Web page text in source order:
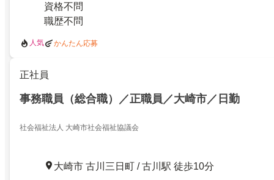
資格不問
職歴不問
人気 かんたん応募
正社員
事務職員（総合職）／正職員／大崎市／日勤
社会福祉法人 大崎市社会福祉協議会
大崎市 古川三日町 / 古川駅 徒歩10分